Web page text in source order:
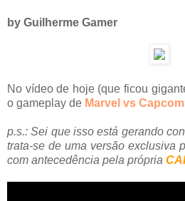
by Guilherme Gamer
No vídeo de hoje (que ficou
o gameplay de Marvel vs
p.s.: Sei que isso está gerando
trata-se de uma versão exclusiva
com antecedência pela própria